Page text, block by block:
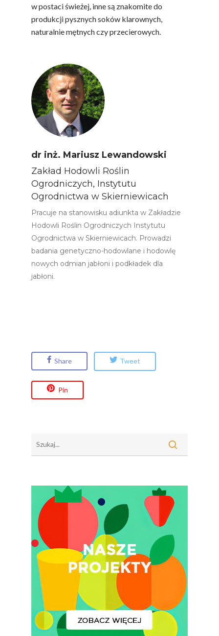
w postaci świeżej, inne są znakomite do
produkcji pysznych soków klarownych,
naturalnie mętnych czy przecierowych.
dr inż. Mariusz Lewandowski
Zakład Hodowli Roślin
Ogrodniczych, Instytutu
Ogrodnictwa w Skierniewicach
Pracuje na stanowisku adiunkta w Zakładzie
Hodowli Roślin Ogrodniczych Instytutu
Ogrodnictwa w Skierniewicach. Prowadzi
badania genetyczno-hodowlane i hodowlę
nowych odmian jabłoni i podkładek dla
jabłoni.
Share Tweet
Pin
Wydarzenia
Badania